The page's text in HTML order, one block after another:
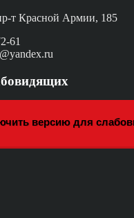
т Красной Армии, 185
61
версию для